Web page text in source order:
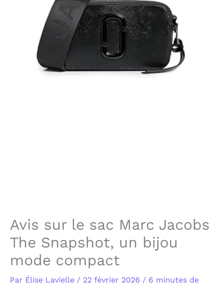
Avis sur le sac Marc Jacobs
The Snapshot, un bijou
mode compact
Par Élise Lavielle / 22 février 2026 / 6 minutes de